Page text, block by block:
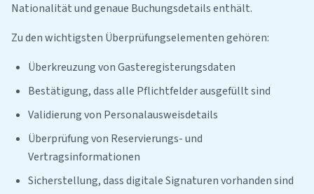
Nationalität und genaue Buchungsdetails enthält.
Zu den wichtigsten Überprüfungselementen gehören:
Überkreuzung von Gasteregisterungsdaten
Bestätigung, dass alle Pflichtfelder ausgefüllt sind
Validierung von Personalausweisdetails
Überprüfung von Reservierungs- und
Vertragsinformationen
Sicherstellung, dass digitale Signaturen vorhanden sind